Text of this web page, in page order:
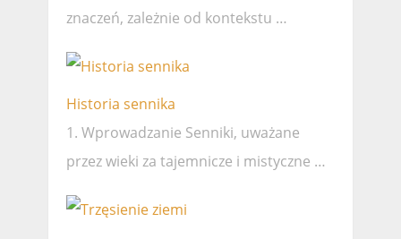
znaczeń, zależnie od kontekstu …
Historia sennika
1. Wprowadzanie Senniki, uważane
przez wieki za tajemnicze i mistyczne …